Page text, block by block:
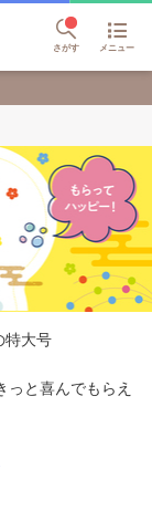
さがす メニュー
大号
と喜んでもらえ